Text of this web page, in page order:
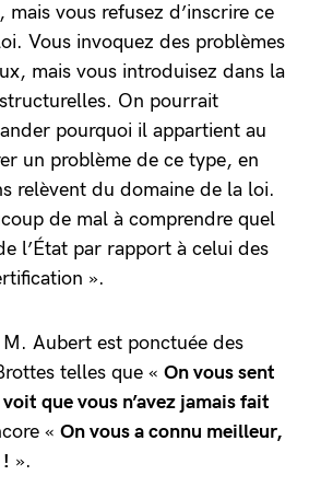
vous refusez d’inscrire ce
Vous invoquez des problèmes
mais vous introduisez dans la
On pourrait
pourquoi il appartient au
un problème de ce type, en
relèvent du domaine de la loi.
de mal à comprendre quel
l’État par rapport à celui des
».
M. Aubert est ponctuée des
telles que « On vous sent
que vous n’avez jamais fait
« On vous a connu meilleur,
».